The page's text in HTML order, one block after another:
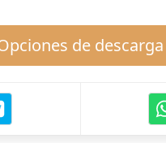
de descarga